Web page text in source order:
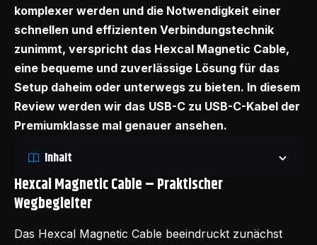
komplexer werden und die Notwendigkeit einer
schnellen und effizienten Verbindungstechnik
zunimmt, verspricht das Hexcal Magnetic Cable,
eine bequeme und zuverlässige Lösung für das
Setup daheim oder unterwegs zu bieten. In diesem
Review werden wir das USB-C zu USB-C-Kabel der
Premiumklasse mal genauer ansehen.
Inhalt
Hexcal Magnetic Cable – Praktischer
Wegbegleiter
Das Hexcal Magnetic Cable beeindruckt zunächst